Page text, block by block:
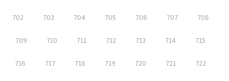
702 703 704 705 706 707 708
709 710 711 712 713 714 715
716 717 718 719 720 721 722